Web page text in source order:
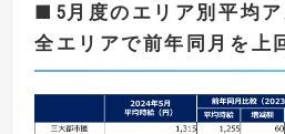
■5月度のエリア別平均
全エリアで前年同月を上